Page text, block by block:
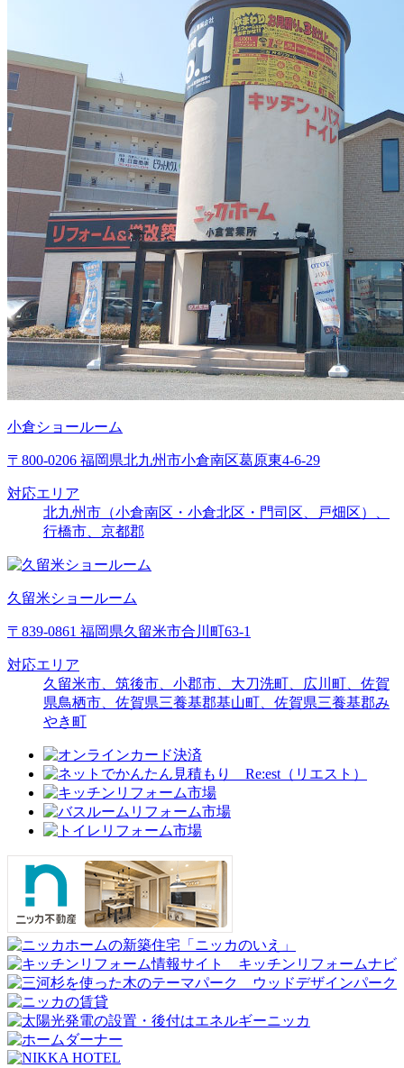
小倉ショールーム
〒800-0206 福岡県北九州市小倉南区葛原東4-6-29
対応エリア
北九州市（小倉南区・小倉北区・門司区、戸畑区）、
行橋市、京都郡
久留米ショールーム
〒839-0861 福岡県久留米市合川町63-1
対応エリア
久留米市、筑後市、小郡市、大刀洗町、広川町、佐賀
県鳥栖市、佐賀県三養基郡基山町、佐賀県三養基郡み
やき町